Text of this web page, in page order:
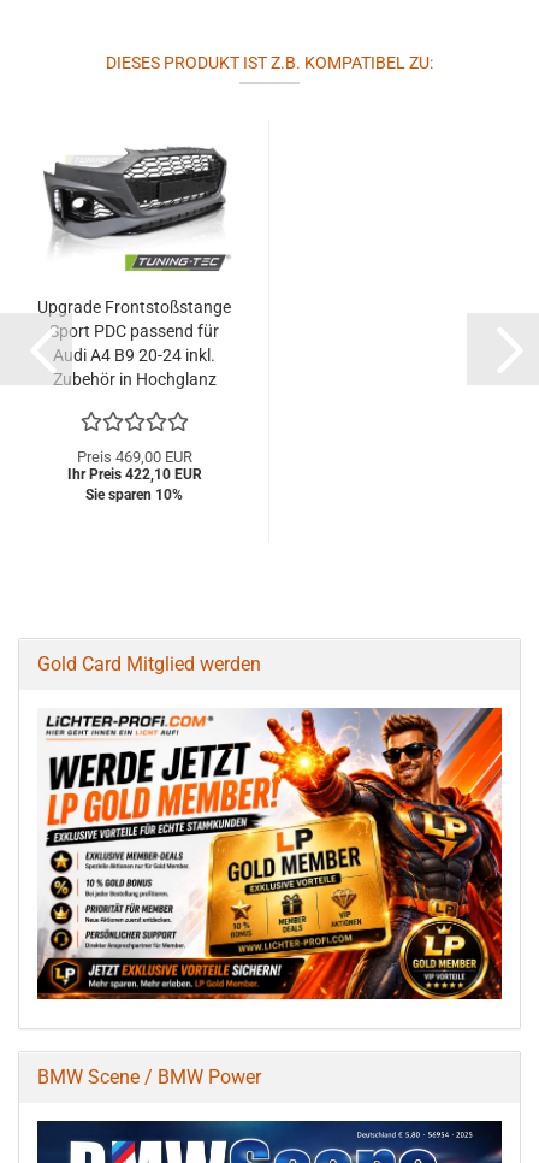
DIESES PRODUKT IST Z.B. KOMPATIBEL ZU:
Upgrade Frontstoßstange
Sport PDC passend für
Audi A4 B9 20-24 inkl.
Zubehör in Hochglanz
Preis 469,00 EUR
Ihr Preis 422,10 EUR
Sie sparen 10%
Gold Card Mitglied werden
BMW Scene / BMW Power